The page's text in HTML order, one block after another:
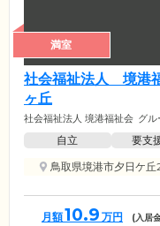
満室
社会福祉法人 境港
ヶ丘
社会福祉法人 境港福祉会 グル
自立 要支
鳥取県境港市夕日ケ
月額10.9 万円 (入居